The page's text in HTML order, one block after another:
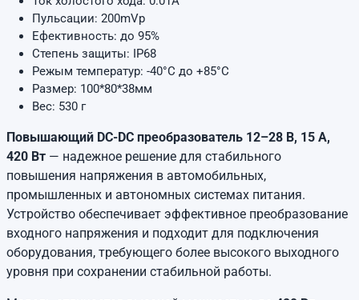
Пульсации: 200mVp
Ефективность: до 95%
Степень защиты: IP68
Режым температур: -40°C до +85°C
Размер: 100*80*38мм
Вес: 530 г
Повышающий DC-DC преобразователь 12–28 В, 15 А,
420 Вт — надежное решение для стабильного
повышения напряжения в автомобильных,
промышленных и автономных системах питания.
Устройство обеспечивает эффективное преобразование
входного напряжения и подходит для подключения
оборудования, требующего более высокого выходного
уровня при сохранении стабильной работы.